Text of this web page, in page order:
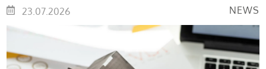
sinken:23.07.2026 NEWS